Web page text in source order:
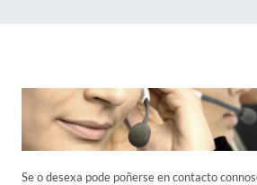
Se o desexa pode poñerse en contacto